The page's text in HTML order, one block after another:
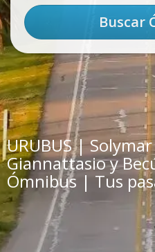
URUBUS |
Giannattasio y
Ómnibus | Tus